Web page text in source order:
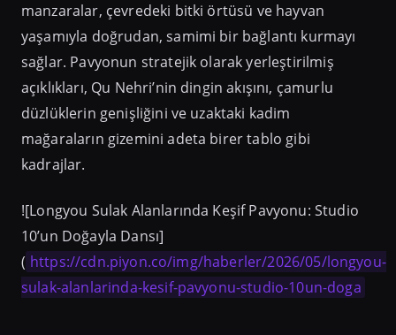
manzaralar, çevredeki bitki örtüsü ve hayvan
yaşamıyla doğrudan, samimi bir bağlantı kurmayı
sağlar. Pavyonun stratejik olarak yerleştirilmiş
açıklıkları, Qu Nehri’nin dingin akışını, çamurlu
düzlüklerin genişliğini ve uzaktaki kadim
mağaraların gizemini adeta birer tablo gibi
kadrajlar.
![Longyou Sulak Alanlarında Keşif Pavyonu: Studio
10’un Doğayla Dansı]
( https://cdn.piyon.co/img/haberler/2026/05/longyou-
sulak-alanlarinda-kesif-pavyonu-studio-10un-doga